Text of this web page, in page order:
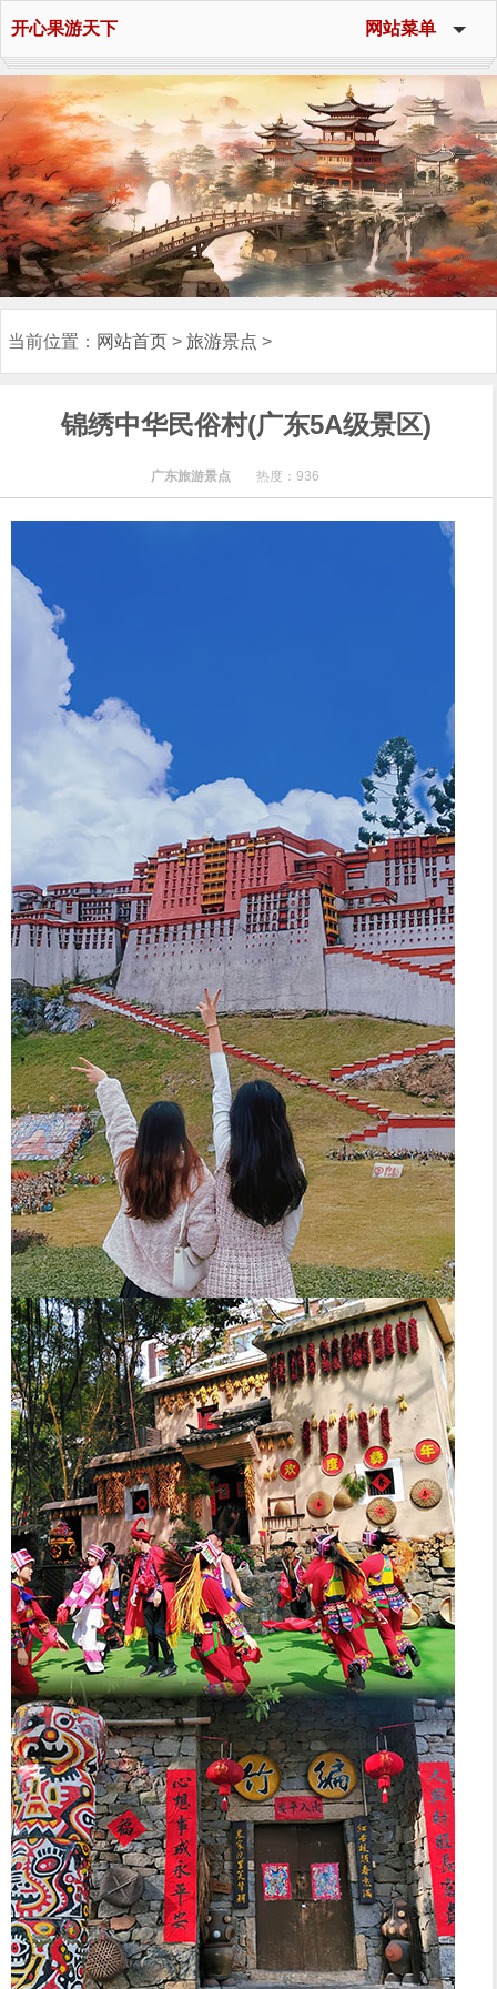
当前位置： 网站首页 > 旅游景点 >
锦绣中华民俗村(广东5A级景区)
广东旅游景点 热度： 936
网站菜单
开心果游天下
网站首页
旅游景点
旅游攻略
网红景点
游乐园
旅游景点排行榜
各地景点